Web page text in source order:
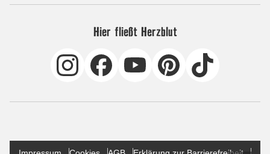
Hier fließt Herzblut